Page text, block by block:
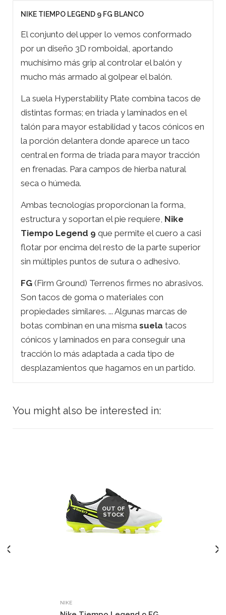
NIKE TIEMPO LEGEND 9 FG BLANCO
El conjunto del upper lo vemos conformado
por un diseño 3D romboidal, aportando
muchísimo más grip al controlar el balón y
mucho más armado al golpear el balón.
La suela Hyperstability Plate combina tacos de
distintas formas; en triada y laminados en el
talón para mayor estabilidad y tacos cónicos en
la porción delantera donde aparece un taco
central en forma de triada para mayor tracción
en frenadas. Para campos de hierba natural
seca o húmeda.
Ambas tecnologías proporcionan la forma,
estructura y soportan el pie requiere, Nike
Tiempo Legend 9 que permite el cuero a casi
flotar por encima del resto de la parte superior
sin múltiples puntos de sutura o adhesivo.
FG (Firm Ground) Terrenos firmes no abrasivos.
Son tacos de goma o materiales con
propiedades similares. ... Algunas marcas de
botas combinan en una misma suela tacos
cónicos y laminados en para conseguir una
tracción lo más adaptada a cada tipo de
desplazamientos que hagamos en un partido.
You might also be interested in:
OUT OF
STOCK
NIKE